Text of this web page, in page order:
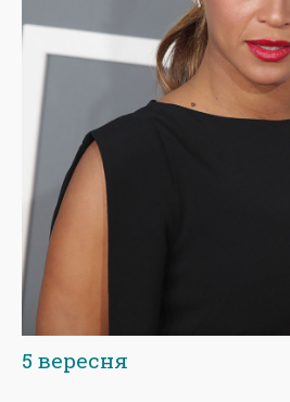
5 вересня